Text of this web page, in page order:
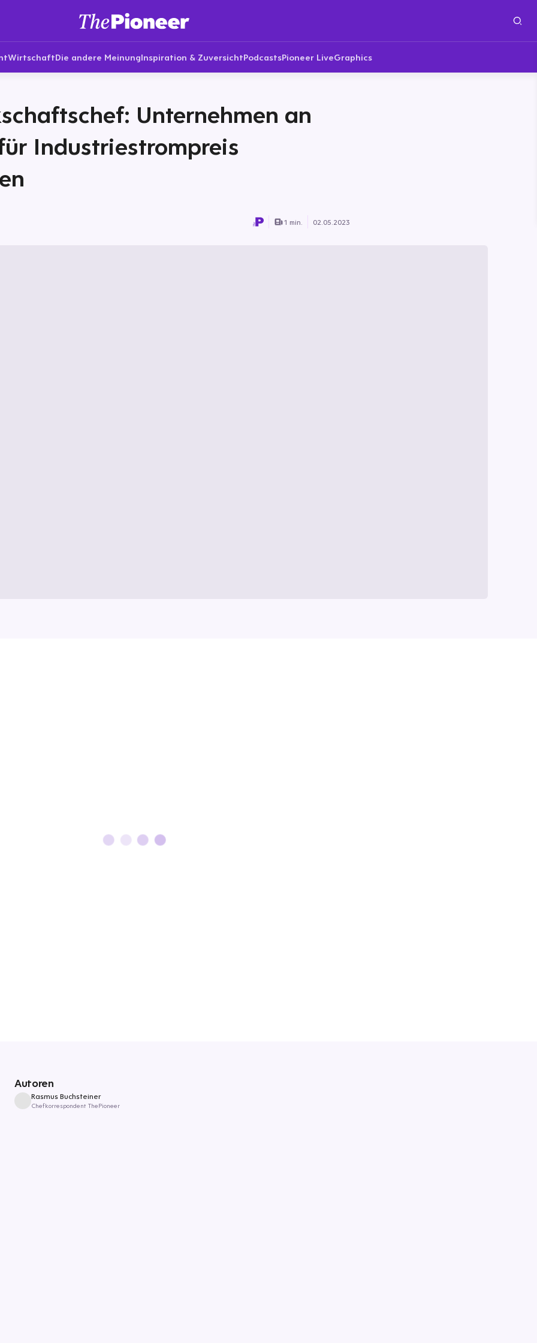
WirtschaftDie andere MeinungInspiration & ZuversichtPodcastsPioneer LiveGraphics
Unternehmen an
Industriestrompreis
1 min. 02.05.2023
Autoren
Rasmus Buchsteiner
Chefkorrespondent ThePioneer